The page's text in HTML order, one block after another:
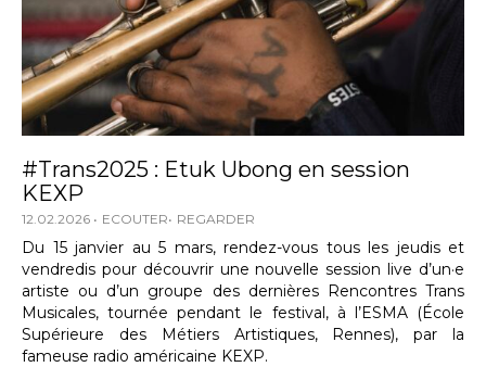
#Trans2025 : Etuk Ubong en session
KEXP
12.02.2026 ECOUTER REGARDER
Du 15 janvier au 5 mars, rendez-vous tous les jeudis et
vendredis pour découvrir une nouvelle session live d’un·e
artiste ou d’un groupe des dernières Rencontres Trans
Musicales, tournée pendant le festival, à l’ESMA (École
Supérieure des Métiers Artistiques, Rennes), par la
fameuse radio américaine KEXP.